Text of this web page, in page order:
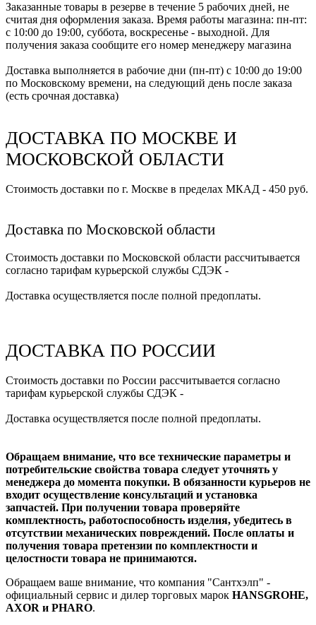
Заказанные товары в резерве в течение 5 рабочих дней, не
считая дня оформления заказа. Время работы магазина: пн-пт:
с 10:00 до 19:00, суббота, воскресенье - выходной. Для
получения заказа сообщите его номер менеджеру магазина
Доставка выполняется в рабочие дни (пн-пт) с 10:00 до 19:00
по Московскому времени, на следующий день после заказа
(есть срочная доставка)
ДОСТАВКА ПО МОСКВЕ И
МОСКОВСКОЙ ОБЛАСТИ
Стоимость доставки по г. Москве в пределах МКАД - 450 руб.
Доставка по Московской области
Стоимость доставки по Московской области рассчитывается
согласно тарифам курьерской службы СДЭК -
Доставка осуществляется после полной предоплаты.
ДОСТАВКА ПО РОССИИ
Стоимость доставки по России рассчитывается согласно
тарифам курьерской службы СДЭК -
Доставка осуществляется после полной предоплаты.
Обращаем внимание, что все технические параметры и
потребительские свойства товара следует уточнять у
менеджера до момента покупки. В обязанности курьеров не
входит осуществление консультаций и установка
запчастей. При получении товара проверяйте
комплектность, работоспособность изделия, убедитесь в
отсутствии механических повреждений. После оплаты и
получения товара претензии по комплектности и
целостности товара не принимаются.
Обращаем ваше внимание, что компания "Сантхэлп" -
официальный сервис и дилер торговых марок HANSGROHE,
AXOR и PHARO.